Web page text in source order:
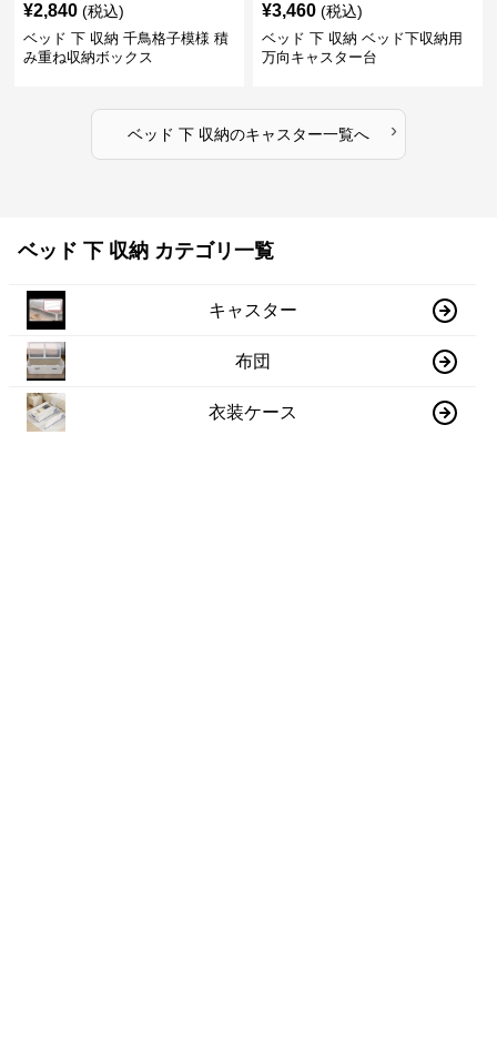
¥2,840 (税込)
ベッド 下 収納 千鳥格子模様 積
み重ね収納ボックス
¥3,460 (税込)
ベッド 下 収納 ベッド下収納用
万向キャスター台
ベッド 下 収納のキャスター一覧へ ›
ベッド 下 収納 カテゴリ一覧
キャスター
布団
衣装ケース